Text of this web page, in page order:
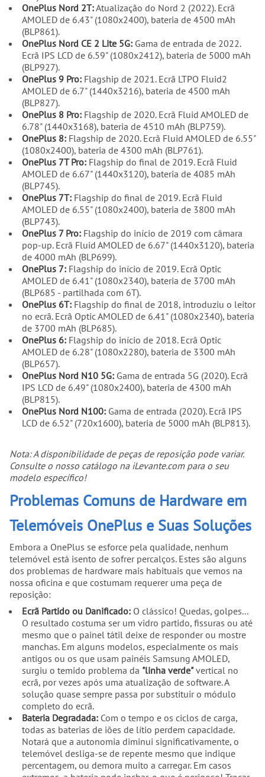
OnePlus Nord 2T:Atualização do Nord 2 (2022). Ecrã
AMOLED de 6.43" (1080x2400), bateria de 4500 mAh
(BLP861).
OnePlus Nord CE 2 Lite 5G:Gama de entrada de 2022.
Ecrã IPS LCD de 6.59" (1080x2412), bateria de 5000 mAh
(BLP927).
OnePlus 9 Pro:Flagship de 2021. Ecrã LTPO Fluid2
AMOLED de 6.7" (1440x3216), bateria de 4500 mAh
(BLP827).
OnePlus 8 Pro:Flagship de 2020. Ecrã Fluid AMOLED de
6.78" (1440x3168), bateria de 4510 mAh (BLP759).
OnePlus 8:Flagship de 2020. Ecrã Fluid AMOLED de 6.55"
(1080x2400), bateria de 4300 mAh (BLP761).
OnePlus 7T Pro:Flagship do final de 2019. Ecrã Fluid
AMOLED de 6.67" (1440x3120), bateria de 4085 mAh
(BLP745).
OnePlus 7T:Flagship do final de 2019. Ecrã Fluid
AMOLED de 6.55" (1080x2400), bateria de 3800 mAh
(BLP743).
OnePlus 7 Pro:Flagship do início de 2019 com câmara
pop-up. Ecrã Fluid AMOLED de 6.67" (1440x3120), bateria
de 4000 mAh (BLP699).
OnePlus 7:Flagship do início de 2019. Ecrã Optic
AMOLED de 6.41" (1080x2340), bateria de 3700 mAh
(BLP685 - partilhada com 6T).
OnePlus 6T:Flagship do final de 2018, introduziu o leitor
no ecrã. Ecrã Optic AMOLED de 6.41" (1080x2340), bateria
de 3700 mAh (BLP685).
OnePlus 6:Flagship do início de 2018. Ecrã Optic
AMOLED de 6.28" (1080x2280), bateria de 3300 mAh
(BLP657).
OnePlus Nord N10 5G:Gama de entrada 5G (2020). Ecrã
IPS LCD de 6.49" (1080x2400), bateria de 4300 mAh
(BLP815).
OnePlus Nord N100:Gama de entrada (2020). Ecrã IPS
LCD de 6.52" (720x1600), bateria de 5000 mAh (BLP813).
Nota: A disponibilidade de peças de reposição pode variar.
Consulte o nosso catálogo na iLevante.com para o seu
modelo específico!
Problemas Comuns de Hardware em
Telemóveis OnePlus e Suas Soluções
Embora a OnePlus se esforce pela qualidade, nenhum
telemóvel está isento de sofrer percalços. Estes são alguns
dos problemas de hardware mais habituais que vemos na
nossa oficina e que costumam requerer uma peça de
reposição:
Ecrã Partido ou Danificado:O clássico! Quedas, golpes...
O resultado costuma ser um vidro partido, fissuras ou até
mesmo que o painel tátil deixe de responder ou mostre
manchas. Em alguns modelos, especialmente os mais
antigos ou os que usam painéis Samsung AMOLED,
surgiu o temido problema da "linha verde"vertical no
ecrã, por vezes após uma atualização de software. A
solução quase sempre passa por substituir o módulo
completo do ecrã.
Bateria Degradada:Com o tempo e os ciclos de carga,
todas as baterias de iões de lítio perdem capacidade.
Notará que a autonomia diminui significativamente, o
telemóvel desliga-se de repente mesmo que indique
percentagem, ou demora muito a carregar. Em casos